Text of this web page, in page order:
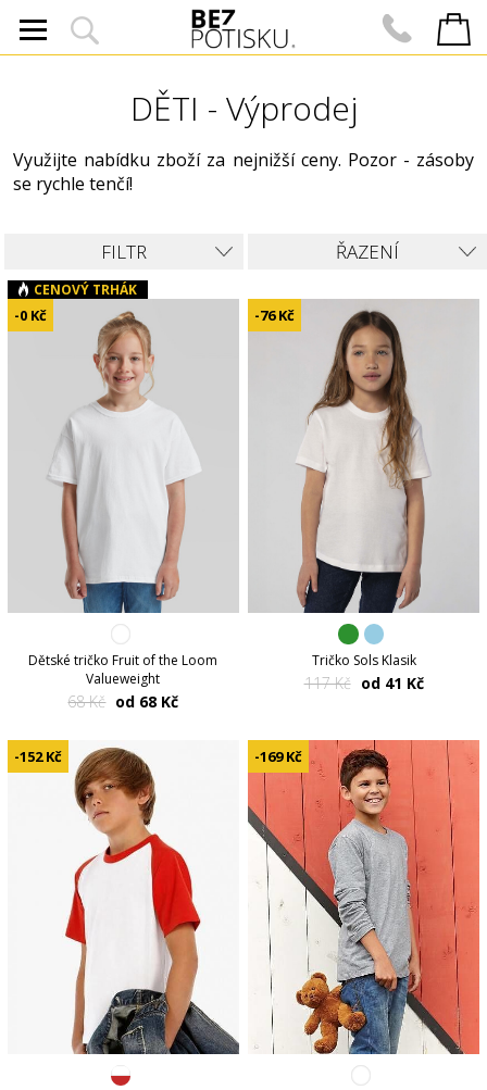
DĚTI - Výprodej
Využijte nabídku zboží za nejnižší ceny. Pozor - zásoby
se rychle tenčí!
ŘAZENÍ
FILTR
CENOVÝ TRHÁK
-0 Kč
Dětské tričko Fruit of the Loom
Valueweight
68 Kč od 68 Kč
-76 Kč
Tričko Sols Klasik
117 Kč od 41 Kč
-152 Kč -169 Kč